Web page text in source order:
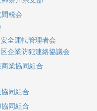
税会
全運転管理者会
企業防犯連絡協議会
業協同組合
同組合
同組合